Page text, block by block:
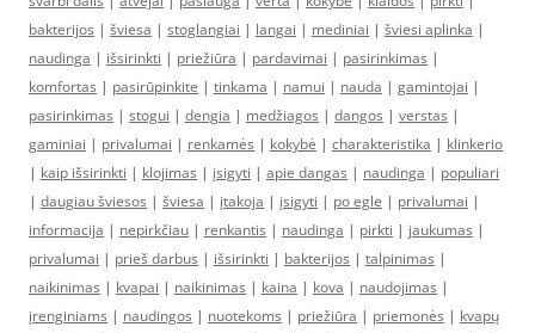
bakterijos | šviesa | stoglangiai | langai | mediniai | šviesi aplinka |
naudinga | išsirinkti | priežiūra | pardavimai | pasirinkimas |
komfortas | pasirūpinkite | tinkama | namui | nauda | gamintojai |
pasirinkimas | stogui | dengia | medžiagos | dangos | verstas |
gaminiai | privalumai | renkamės | kokybė | charakteristika | klinkerio
| kaip išsirinkti | klojimas | įsigyti | apie dangas | naudinga | populiari
| daugiau šviesos | šviesa | įtakoja | įsigyti | po egle | privalumai |
informacija | nepirkčiau | renkantis | naudinga | pirkti | jaukumas |
privalumai | prieš darbus | išsirinkti | bakterijos | talpinimas |
naikinimas | kvapai | naikinimas | kaina | kova | naudojimas |
įrenginiams | naudingos | nuotekoms | priežiūra | priemonės | kvapų